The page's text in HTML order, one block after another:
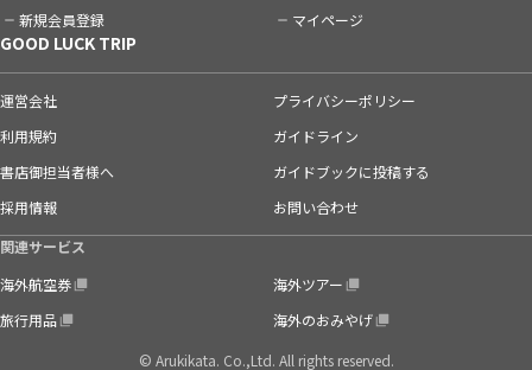
新規会員登録 マイページ
GOOD LUCK TRIP
運営会社
プライバシーポリシー
利用規約
ガイドライン
書店御担当者様へ
ガイドブックに投稿する
採用情報
お問い合わせ
関連サービス
海外航空券
海外ツアー
旅行用品
海外のおみやげ
© Arukikata. Co.,Ltd. All rights reserved.